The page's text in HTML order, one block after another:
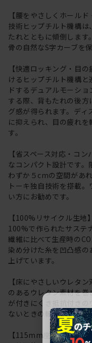
【腰をやさしくホール
技術ヒップチルト機構
たれとともに傾倒しま
骨の自然なS字カーブを
【快適ロッキング・目
けるヒップチルト機構
ドするデュアルモーシ
する際、背もたれの後
グ感が得られます。デ
に抑えられ、目の疲れ
す。
【省スペース対応・コ
なコンパクト設計です
わずか５cmの空間があ
トーキ独自技術を搭載
い方にお勧めです。
【100%リサイクル生
100%で作られたサステ
繊維に比べて生産時の
染め分けた糸を凹凸感
上げています。
【床にやさしいウレタ
のあるウレタン素材を
が付きにくき抵抗付き
ないときの転がりを防ぐ
【115mm座面上下昇